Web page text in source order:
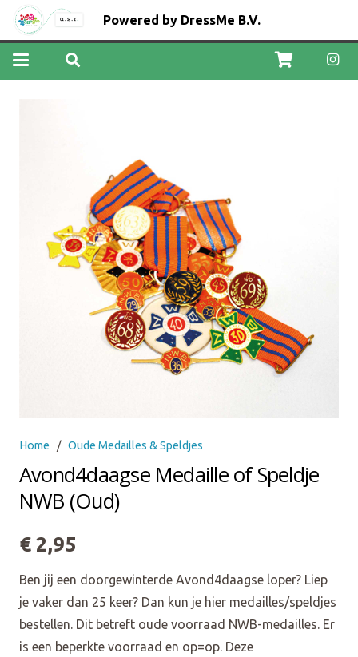
Powered by DressMe B.V.
Home / Oude Medailles & Speldjes
Avond4daagse Medaille of Speldje
NWB (Oud)
€ 2,95
Ben jij een doorgewinterde Avond4daagse loper? Liep
je vaker dan 25 keer? Dan kun je hier medailles/speldjes
bestellen. Dit betreft oude voorraad NWB-medailles. Er
is een beperkte voorraad en op=op. Deze